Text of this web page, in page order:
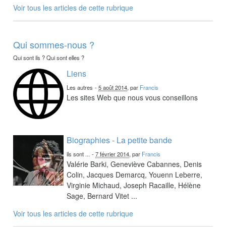
Voir tous les articles de cette rubrique
Qui sommes-nous ?
Qui sont ils ? Qui sont elles ?
Liens
Les autres -5 août 2014, par Francis
Les sites Web que nous vous conseillons
Biographies - La petite bande
ils sont ... -7 février 2014, par Francis
Valérie Barki, Geneviève Cabannes, Denis
Colin, Jacques Demarcq, Youenn Leberre,
Virginie Michaud, Joseph Racaille, Hélène
Sage, Bernard Vitet ...
Voir tous les articles de cette rubrique